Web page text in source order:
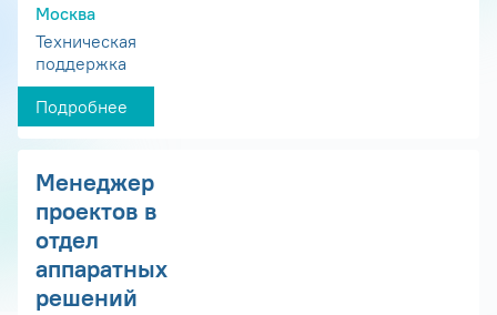
Москва
Техническая
поддержка
Подробнее
Менеджер
проектов в
отдел
аппаратных
решений